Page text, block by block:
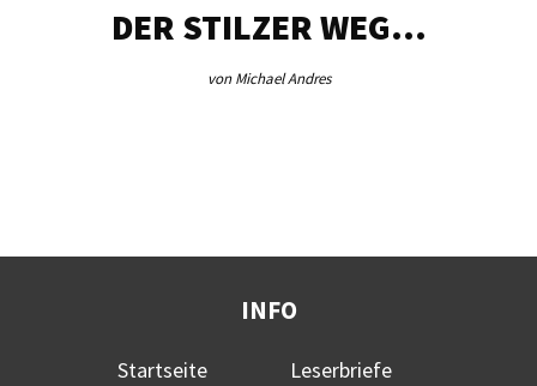
DER STILZER WEG…
von Michael Andres
INFO
Startseite
Leserbriefe